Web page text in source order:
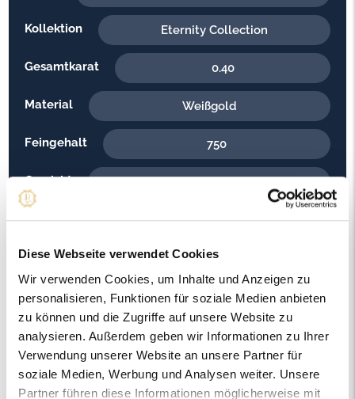
Diese Webseite verwendet Cookies
Wir verwenden Cookies, um Inhalte und Anzeigen zu
personalisieren, Funktionen für soziale Medien anbieten
zu können und die Zugriffe auf unsere Website zu
analysieren. Außerdem geben wir Informationen zu Ihrer
Verwendung unserer Website an unsere Partner für
soziale Medien, Werbung und Analysen weiter. Unsere
Partner führen diese Informationen möglicherweise mit
Kollektion Eternity Collection
Gesamtkarat 0.40
Material Weißgold
Feingehalt 750
Gewicht 5.80
Steinfarbe G - Feines Weiss
Steinqualität SI1
Edelsteinfarbe Diamant
Ringweite in mm 53
Artikelnummer 56382